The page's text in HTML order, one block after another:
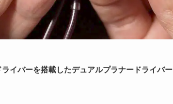
イバーを搭載したデュアルプラナードライバー